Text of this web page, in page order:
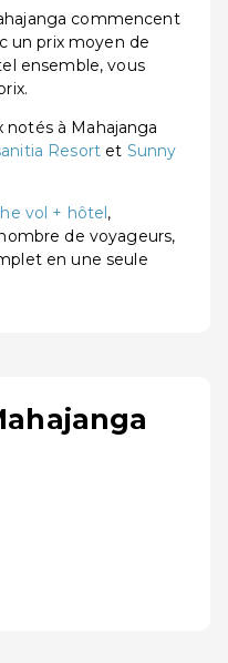
commencent
un prix moyen de
ensemble, vous
à Mahajanga
Resort et Sunny
vol + hôtel,
de voyageurs,
en une seule